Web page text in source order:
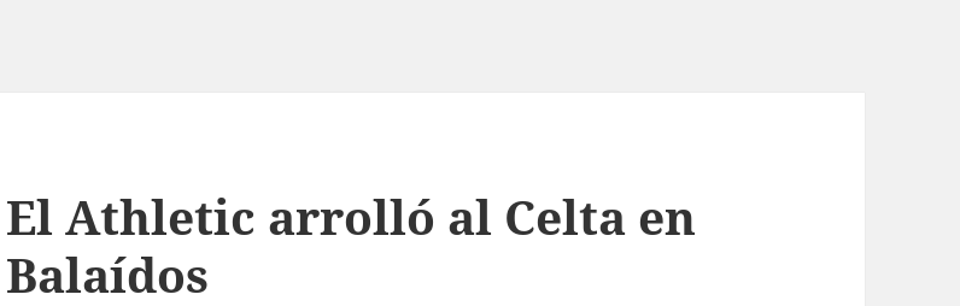
El Athletic arrolló al Celta en
Balaídos